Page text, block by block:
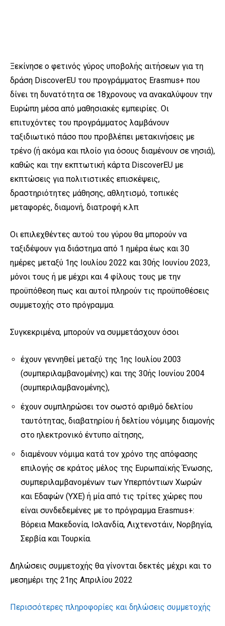
Ξεκίνησε ο φετινός γύρος υποβολής αιτήσεων για τη
δράση DiscoverEU του προγράμματος Erasmus+ που
δίνει τη δυνατότητα σε 18χρονους να ανακαλύψουν την
Ευρώπη μέσα από μαθησιακές εμπειρίες. Οι
επιτυχόντες του προγράμματος λαμβάνουν
ταξιδιωτικό πάσο που προβλέπει μετακινήσεις με
τρένο (ή ακόμα και πλοίο για όσους διαμένουν σε νησιά),
καθώς και την εκπτωτική κάρτα DiscoverEU με
εκπτώσεις για πολιτιστικές επισκέψεις,
δραστηριότητες μάθησης, αθλητισμό, τοπικές
μεταφορές, διαμονή, διατροφή κ.λπ
Οι επιλεχθέντες αυτού του γύρου θα μπορούν να
ταξιδέψουν για διάστημα από 1 ημέρα έως και 30
ημέρες μεταξύ 1ης Ιουλίου 2022 και 30ής Ιουνίου 2023,
μόνοι τους ή με μέχρι και 4 φίλους τους με την
προϋπόθεση πως και αυτοί πληρούν τις προϋποθέσεις
συμμετοχής στο πρόγραμμα.
Συγκεκριμένα, μπορούν να συμμετάσχουν όσοι
έχουν γεννηθεί μεταξύ της 1ης Ιουλίου 2003
(συμπεριλαμβανομένης) και της 30ής Ιουνίου 2004
(συμπεριλαμβανομένης),
έχουν συμπληρώσει τον σωστό αριθμό δελτίου
ταυτότητας, διαβατηρίου ή δελτίου νόμιμης διαμονής
στο ηλεκτρονικό έντυπο αίτησης,
διαμένουν νόμιμα κατά τον χρόνο της απόφασης
επιλογής σε κράτος μέλος της Ευρωπαϊκής Ένωσης,
συμπεριλαμβανομένων των Υπερπόντιων Χωρών
και Εδαφών (ΥΧΕ) ή μία από τις τρίτες χώρες που
είναι συνδεδεμένες με το πρόγραμμα Erasmus+:
Βόρεια Μακεδονία, Ισλανδία, Λιχτενστάιν, Νορβηγία,
Σερβία και Τουρκία.
Δηλώσεις συμμετοχής θα γίνονται δεκτές μέχρι και το
μεσημέρι της 21ης Απριλίου 2022
Περισσότερες πληροφορίες και δηλώσεις συμμετοχής